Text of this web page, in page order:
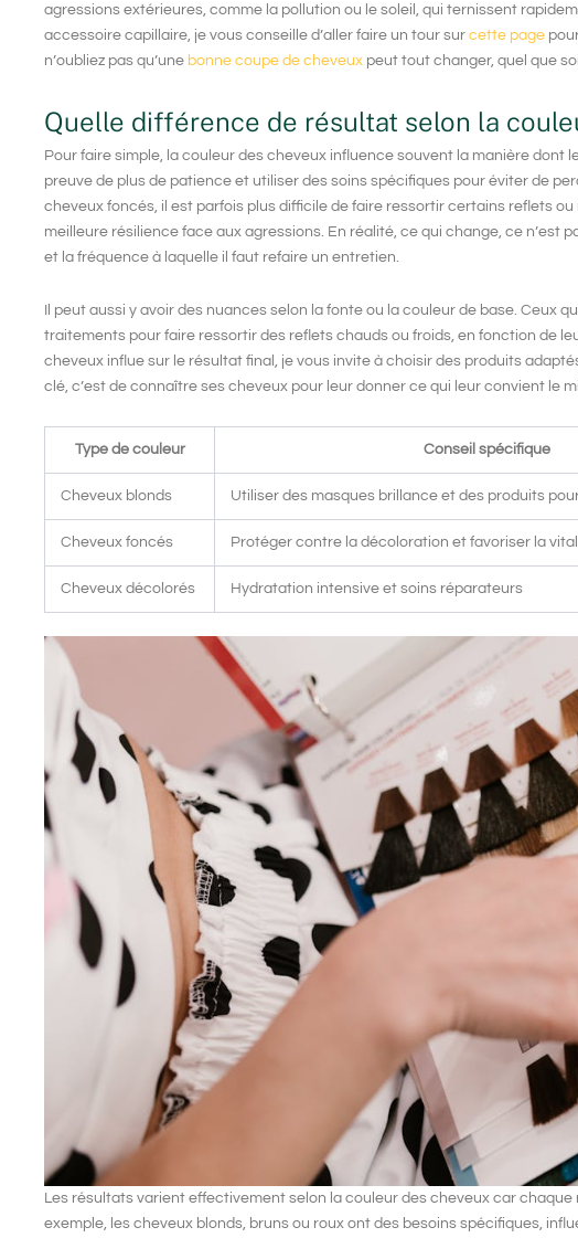
agressions extérieures, comme la pollution ou le soleil, qui ternissent
accessoire capillaire, je vous conseille d’aller faire un tour sur cette page
n’oubliez pas qu’une bonne coupe de cheveux peut tout changer, quel que
Quelle différence de résultat selon la
Pour faire simple, la couleur des cheveux influence souvent la manière dont
preuve de plus de patience et utiliser des soins spécifiques pour éviter de
cheveux foncés, il est parfois plus difficile de faire ressortir certains reflets
meilleure résilience face aux agressions. En réalité, ce qui change, ce
et la fréquence à laquelle il faut refaire un entretien.
Il peut aussi y avoir des nuances selon la fonte ou la couleur de base.
traitements pour faire ressortir des reflets chauds ou froids, en fonction de
cheveux influe sur le résultat final, je vous invite à choisir des produits
clé, c’est de connaître ses cheveux pour leur donner ce qui leur convient le
Type de couleur Conseil spécifique
Cheveux blonds Utiliser des masques brillance et des produits
Cheveux foncés Protéger contre la décoloration et favoriser la
Cheveux décolorés Hydratation intensive et soins réparateurs
Les résultats varient effectivement selon la couleur des cheveux car chaque
exemple, les cheveux blonds, bruns ou roux ont des besoins spécifiques,